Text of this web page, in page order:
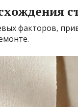
факторов,